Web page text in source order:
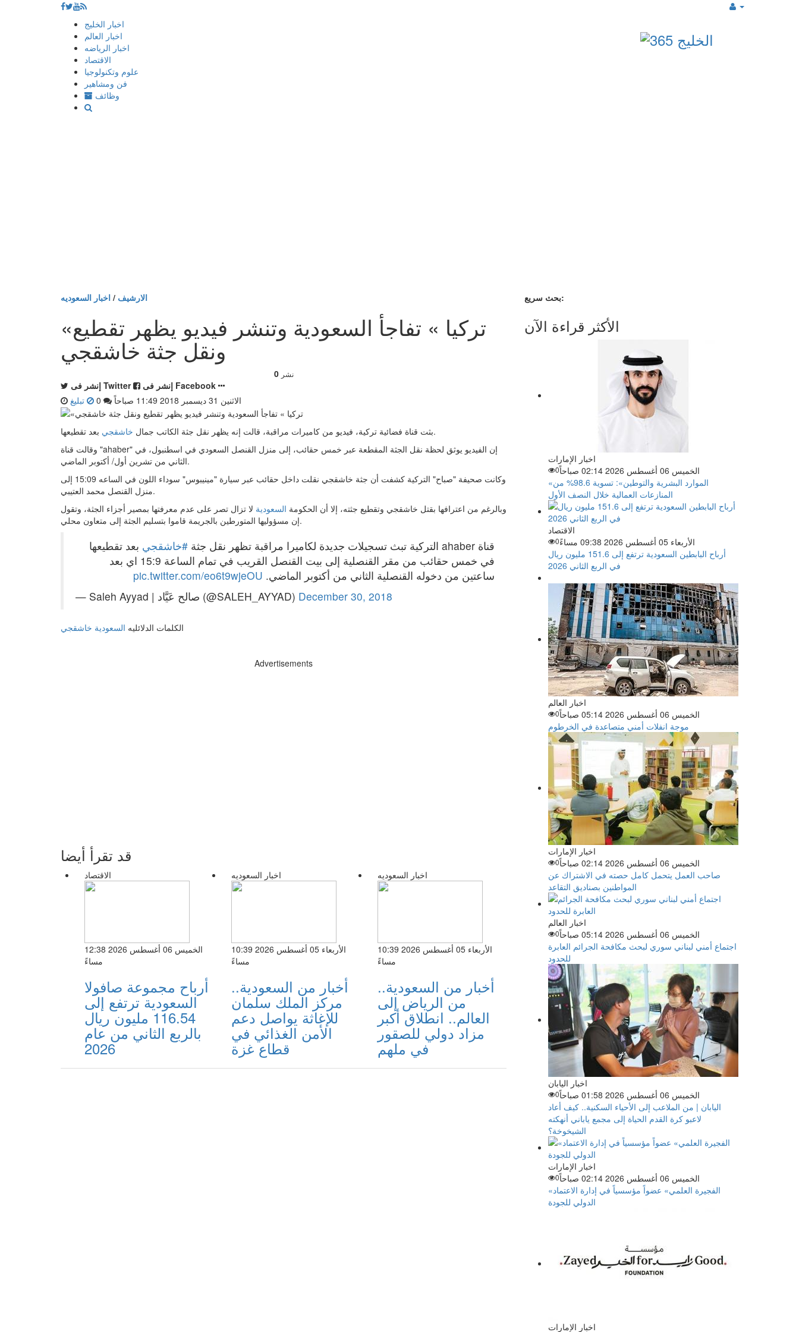
إذهب
المحتوى
اخبار الخليج
اخبار العالم
اخبار الرياضه
الاقتصاد
علوم وتكنولوجيا
فن ومشاهير
وظائف
الارشيف / اخبار السعوديه
«تركيا » تفاجأ السعودية وتنشر فيديو يظهر تقطيع
ونقل جثة خاشقجي
0 نشر
إنشر فى Twitter
إنشر فى Facebook
الاثنين 31 ديسمبر 2018 11:49 صباحاً
تبليغ
بثت قناة فضائية تركية، فيديو من كاميرات مراقبة، قالت إنه يظهر نقل جثة الكاتب جمال خاشقجي
بعد تقطيعها.
وقالت قناة "ahaber" إن الفيديو يوثق لحظة نقل الجثة المقطعة عبر خمس حقائب، إلى منزل القنصل السعودي في اسطنبول، في
الثاني من تشرين أول/ أكتوبر الماضي.
وكانت صحيفة "صباح" التركية كشفت أن جثة خاشقجي نقلت داخل حقائب عبر سيارة "مينيبوس" سوداء اللون في الساعه 15:09 إلى
منزل القنصل محمد العتيبي.
وبالرغم من اعترافها بقتل خاشقجي وتقطيع جثته، إلا أن الحكومة السعودية لا تزال تصر على عدم معرفتها بمصير أجزاء الجثة، وتقول
إن مسؤوليها المتورطين بالجريمة قاموا بتسليم الجثة إلى متعاون محلي.
قناة ahaber التركية تبث تسجيلات جديدة لكاميرا مراقبة تظهر نقل جثة #خاشقجي بعد تقطيعها
في خمس حقائب من مقر القنصلية إلى بيت القنصل القريب في تمام الساعة 15:9 اي بعد
ساعتين من دخوله القنصلية الثاني من أكتوبر الماضي. pic.twitter.com/eo6t9wjeOU
— Saleh Ayyad | صالح عَيَّاد (@SALEH_AYYAD) December 30, 2018
الكلمات الدلائليه السعودية خاشقجي
Advertisements
قد تقرأ أيضا
الاقتصاد
الخميس 06 أغسطس 2026 12:38
مساءً
أرباح مجموعة صافولا
السعودية ترتفع إلى
116.54 مليون ريال
بالربع الثاني من عام
2026
اخبار السعوديه
الأربعاء 05 أغسطس 2026 10:39
مساءً
أخبار من السعودية..
مركز الملك سلمان
للإغاثة يواصل دعم
الأمن الغذائي في
قطاع غزة
اخبار السعوديه
الأربعاء 05 أغسطس 2026 10:39
مساءً
أخبار من السعودية..
من الرياض إلى
العالم.. انطلاق أكبر
مزاد دولي للصقور
في ملهم
بحث سريع:
الأكثر قراءة الآن
اخبار الإمارات
الخميس 06 أغسطس 2026 02:14 صباحاً
0
«الموارد البشرية والتوطين»: تسوية 98.6% من
المنازعات العمالية خلال النصف الأول
الاقتصاد
الأربعاء 05 أغسطس 2026 09:38 مساءً
0
أرباح البابطين السعودية ترتفع إلى 151.6 مليون ريال
في الربع الثاني 2026
اخبار العالم
الخميس 06 أغسطس 2026 05:14 صباحاً
0
موجة انفلات أمني متصاعدة في الخرطوم
اخبار الإمارات
الخميس 06 أغسطس 2026 02:14 صباحاً
0
صاحب العمل يتحمل كامل حصته في الاشتراك عن
المواطنين بصناديق التقاعد
اخبار العالم
الخميس 06 أغسطس 2026 05:14 صباحاً
0
اجتماع أمني لبناني سوري لبحث مكافحة الجرائم العابرة
للحدود
اخبار اليابان
الخميس 06 أغسطس 2026 01:58 صباحاً
0
اليابان | من الملاعب إلى الأحياء السكنية.. كيف أعاد
لاعبو كرة القدم الحياة إلى مجمع ياباني أنهكته
الشيخوخة؟
اخبار الإمارات
الخميس 06 أغسطس 2026 02:14 صباحاً
0
«الفجيرة العلمي» عضواً مؤسسياً في إدارة الاعتماد
الدولي للجودة
اخبار الإمارات